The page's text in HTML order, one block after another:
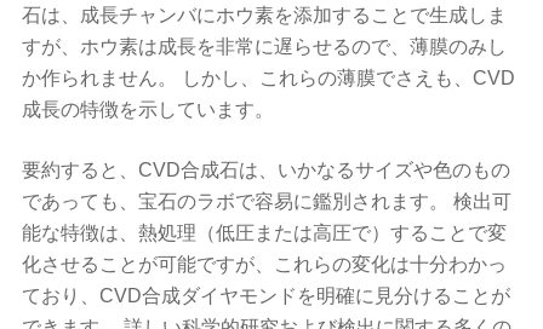
石は、成長チャンバにホウ素を添加することで生成しま
すが、ホウ素は成長を非常に遅らせるので、薄膜のみし
か作られません。 しかし、これらの薄膜でさえも、CVD
成長の特徴を示しています。
要約すると、CVD合成石は、いかなるサイズや色のもの
であっても、宝石のラボで容易に鑑別されます。 検出可
能な特徴は、熱処理（低圧または高圧で）することで変
化させることが可能ですが、これらの変化は十分わかっ
ており、CVD合成ダイヤモンドを明確に見分けることが